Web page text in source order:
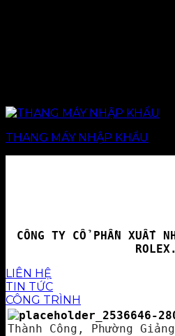
THANG MÁY NHẬP KHẨU
CÔNG TY CỔ PHẦN XUẤT
ROLEX.
LIÊN HỆ
TIN TỨC
CÔNG TRÌNH
Thành Công, Phường